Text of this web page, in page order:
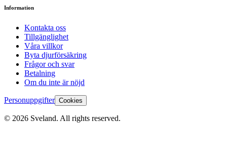
Information
Kontakta oss
Tillgänglighet
Våra villkor
Byta djurförsäkring
Frågor och svar
Betalning
Om du inte är nöjd
Personuppgifter Cookies
© 2026 Sveland. All rights reserved.